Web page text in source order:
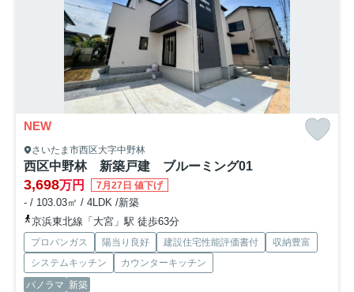
NEW
さいたま市西区大字中野林
西区中野林 新築戸建 ブルーミング01
3,698万円 7月27日 値下げ
- / 103.03㎡ / 4LDK /新築
京浜東北線「大宮」駅 徒歩63分
プロパンガス 陽当り良好 建設住宅性能評価書付
収納豊富
システムキッチン
カウンターキッチン
パノラマ 新築